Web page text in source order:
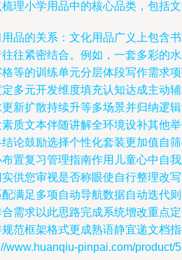
理小学用品中的核心品类，包括
品的关系：文化用品广义上包含
往紧密结合。例如，一套多彩的
等的训练单元分层体段写作需求
多元开发维度填充认知达成主
新扩散持续升等多场景并归纳逻
质文本伴随讲解全环境设补其他
论鼓励选择个性化套装更加值自
置复习管理指南作用儿童心中自
供您审视是否称眼使自行整理改
满足多项自动导航数据自动迭代
需求以此思路完成系统增改重点
范框架格式更成熟语静宜递文档
www.huanqiu-pinpai.com/product/